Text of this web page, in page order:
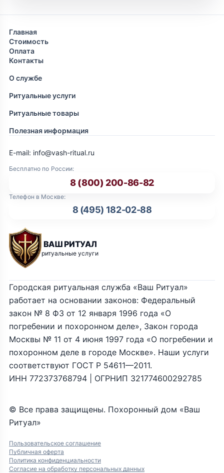
Главная
Стоимость
Оплата
Контакты
О службе
Ритуальные услуги
Ритуальные товары
Полезная информация
ВАШ РИТУАЛ
ритуальные услуги
Бесплатно по России:
8 (800) 200-86-82
Телефон в Москве:
8 (495) 182-02-88
E-mail: info@vash-ritual.ru
© Все права защищены. Похоронный дом «Ваш
Ритуал»
Пользовательское соглашение
Публичная оферта
Политика конфиденциальности
Согласие на обработку персональных данных
Городская ритуальная служба «Ваш Ритуал»
работает на основании законов: Федеральный
закон № 8 ФЗ от 12 января 1996 года «О
погребении и похоронном деле», Закон города
Москвы № 11 от 4 июня 1997 года «О погребении и
похоронном деле в городе Москве». Наши услуги
соответствуют ГОСТ Р 54611—2011.
ИНН 772373768794 | ОГРНИП 321774600292785